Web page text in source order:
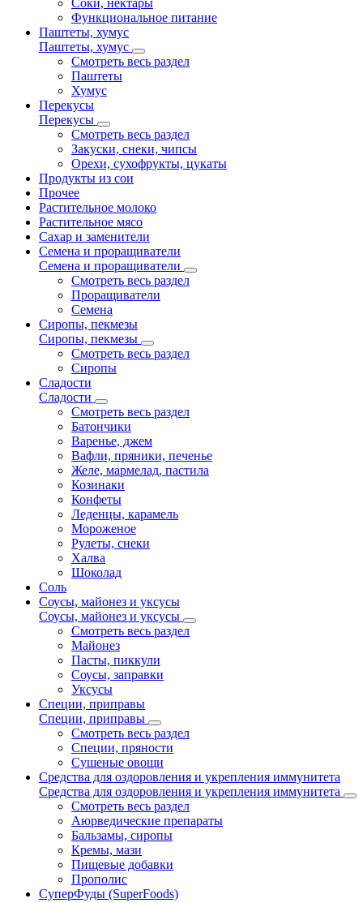
Соки, нектары
Функциональное питание
Паштеты, хумус
Паштеты, хумус
Смотреть весь раздел
Паштеты
Хумус
Перекусы
Перекусы
Смотреть весь раздел
Закуски, снеки, чипсы
Орехи, сухофрукты, цукаты
Продукты из сои
Прочее
Растительное молоко
Растительное мясо
Сахар и заменители
Семена и проращиватели
Семена и проращиватели
Смотреть весь раздел
Проращиватели
Семена
Сиропы, пекмезы
Сиропы, пекмезы
Смотреть весь раздел
Сиропы
Сладости
Сладости
Смотреть весь раздел
Батончики
Варенье, джем
Вафли, пряники, печенье
Желе, мармелад, пастила
Козинаки
Конфеты
Леденцы, карамель
Мороженое
Рулеты, снеки
Халва
Шоколад
Соль
Соусы, майонез и уксусы
Соусы, майонез и уксусы
Смотреть весь раздел
Майонез
Пасты, пиккули
Соусы, заправки
Уксусы
Специи, приправы
Специи, приправы
Смотреть весь раздел
Специи, пряности
Сушеные овощи
Средства для оздоровления и укрепления иммунитета
Средства для оздоровления и укрепления иммунитета
Смотреть весь раздел
Аюрведические препараты
Бальзамы, сиропы
Кремы, мази
Пищевые добавки
Прополис
СуперФуды (SuperFoods)